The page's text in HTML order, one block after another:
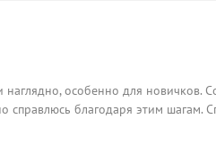
особенно для новичков.
справлюсь благодаря этим шагам.